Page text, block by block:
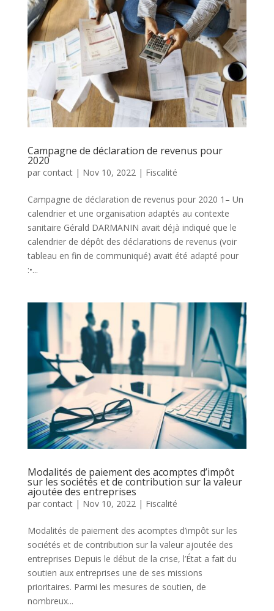
Campagne de déclaration de revenus pour
2020
par contact| Nov 10, 2022| Fiscalité
Campagne de déclaration de revenus pour 2020 1– Un
calendrier et une organisation adaptés au contexte
sanitaire Gérald DARMANIN avait déjà indiqué que le
calendrier de dépôt des déclarations de revenus (voir
tableau en fin de communiqué) avait été adapté pour
:•...
Modalités de paiement des acomptes d’impôt
sur les sociétés et de contribution sur la valeur
ajoutée des entreprises
par contact| Nov 10, 2022| Fiscalité
Modalités de paiement des acomptes d’impôt sur les
sociétés et de contribution sur la valeur ajoutée des
entreprises Depuis le début de la crise, l’État a fait du
soutien aux entreprises une de ses missions
prioritaires. Parmi les mesures de soutien, de
nombreux...